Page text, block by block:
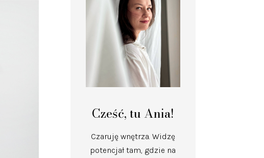
Cześć, tu Ania!
Czaruję wnętrza. Widzę
potencjał tam, gdzie na